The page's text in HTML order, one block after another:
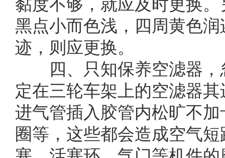
黏度不够，就应及时更换
黑点小而色浅，四周黄色
迹，则应更换。
四、只知保养空滤器，
定在三轮车架上的空滤器
进气管插入胶管内松旷不
圈等，这些都会造成空气